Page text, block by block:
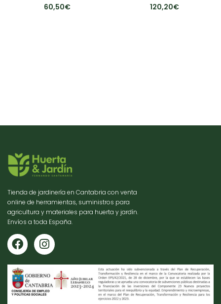
60,50€
120,20€
Tienda de jardinería en Cantabria con venta
online de herramientas, suministros para
agricultura y materiales para huerta y jardín.
Envíos a toda España.